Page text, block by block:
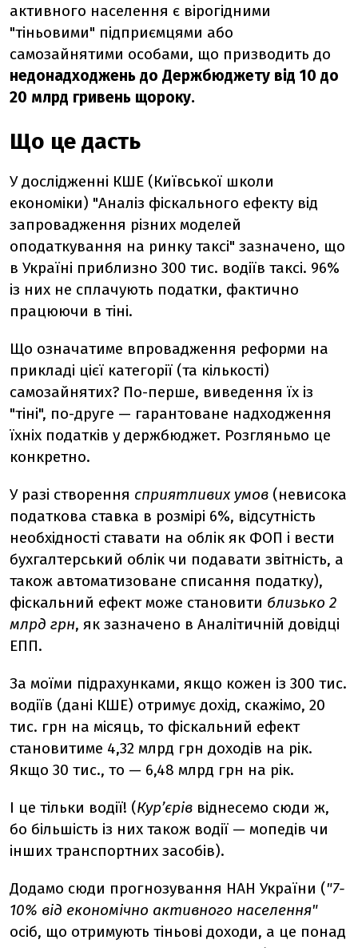
активного населення є вірогідними
"тіньовими" підприємцями або
самозайнятими особами, що призводить до
недонадходжень до Держбюджету від 10 до
20 млрд гривень щороку.
Що це дасть
У дослідженні КШЕ (Київської школи
економіки) "Аналіз фіскального ефекту від
запровадження різних моделей
оподаткування на ринку таксі" зазначено, що
в Україні приблизно 300 тис. водіїв таксі. 96%
із них не сплачують податки, фактично
працюючи в тіні.
Що означатиме впровадження реформи на
прикладі цієї категорії (та кількості)
самозайнятих? По-перше, виведення їх із
"тіні", по-друге — гарантоване надходження
їхніх податків у держбюджет. Розгляньмо це
конкретно.
У разі створення сприятливих умов (невисока
податкова ставка в розмірі 6%, відсутність
необхідності ставати на облік як ФОП і вести
бухгалтерський облік чи подавати звітність, а
також автоматизоване списання податку),
фіскальний ефект може становити близько 2
млрд грн, як зазначено в Аналітичній довідці
ЕПП.
За моїми підрахунками, якщо кожен із 300 тис.
водіїв (дані КШЕ) отримує дохід, скажімо, 20
тис. грн на місяць, то фіскальний ефект
становитиме 4,32 млрд грн доходів на рік.
Якщо 30 тис., то — 6,48 млрд грн на рік.
І це тільки водії! (Кур’єрів віднесемо сюди ж,
бо більшість із них також водії — мопедів чи
інших транспортних засобів).
Додамо сюди прогнозування НАН України ("7-
10% від економічно активного населення"
осіб, що отримують тіньові доходи, а це понад